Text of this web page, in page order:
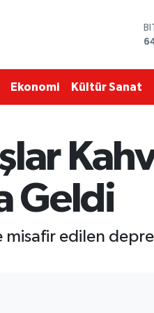
Ekonomi Kültür Sanat
Geldi
misafir edilen